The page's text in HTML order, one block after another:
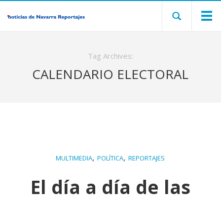
Tag Archives:
CALENDARIO ELECTORAL
MULTIMEDIA,POLÍTICA,REPORTAJES
El día a día de las